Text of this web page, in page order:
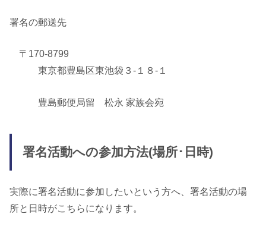
署名の郵送先
〒170-8799
東京都豊島区東池袋３-１８-１
豊島郵便局留 松永 家族会宛
署名活動への参加方法(場所･日時)
実際に署名活動に参加したいという方へ、署名活動の場
所と日時がこちらになります。